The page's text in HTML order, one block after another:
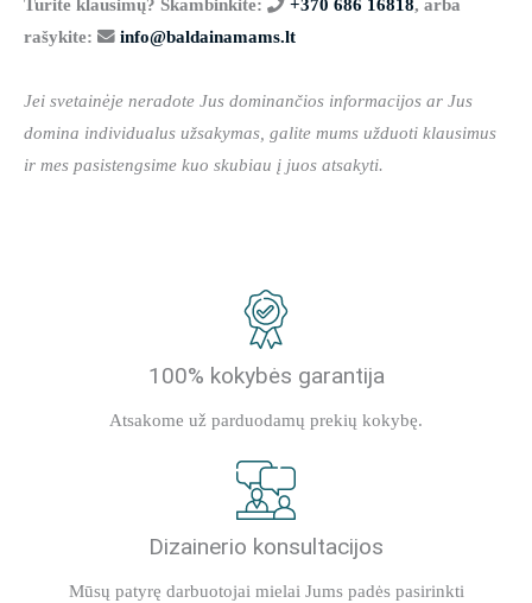
Turite klausimų? Skambinkite: +370 686 16818, arba
rašykite:
info@baldainamams.lt
Jei svetainėje neradote Jus dominančios informacijos ar Jus
domina individualus užsakymas, galite mums užduoti klausimus
ir mes pasistengsime kuo skubiau į juos atsakyti.
100% kokybės garantija
Atsakome už parduodamų prekių kokybę.
Dizainerio konsultacijos
Mūsų patyrę darbuotojai mielai Jums padės pasirinkti